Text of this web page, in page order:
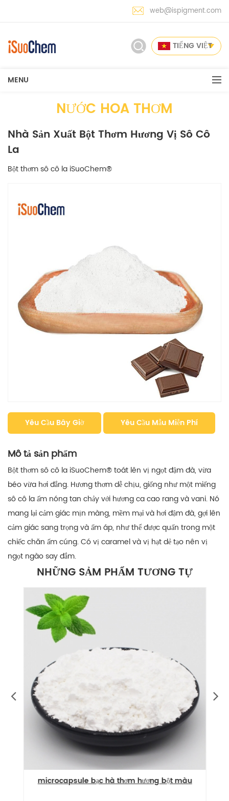
web@ispigment.com
TIẾNG VIỆT
MENU
NƯỚC HOA THƠM
Nhà Sản Xuất Bột Thơm Hương Vị Sô Cô
La
Bột thơm sô cô la iSuoChem®
Yêu Cầu Bây Giờ Yêu Cầu Mẫu Miễn Phí
Mô tả sản phẩm
Bột thơm sô cô la iSuoChem® toát lên vị ngọt đậm đà, vừa
béo vừa hơi đắng. Hương thơm dễ chịu, giống như một miếng
sô cô la ấm nóng tan chảy với hương ca cao rang và vani. Nó
mang lại cảm giác mịn màng, mềm mại và hơi đậm đà, gợi lên
cảm giác sang trọng và ấm áp, như thể được quấn trong một
chiếc chăn ấm cúng. Có vị caramel và vị hạt dẻ tạo nên vị
ngọt ngào say đắm.
NHỮNG SẢM PHẨM TƯƠNG TỰ
microcapsule bạc hà thơm hương bột màu